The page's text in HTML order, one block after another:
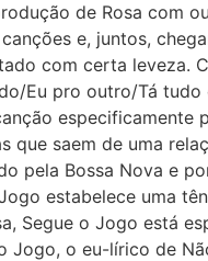
de Rosa com
e, juntos,
com certa leveza.
Eu pro outro/Tá tudo
especificamente
que saem de uma
pela Bossa Nova e
estabelece uma
Segue o Jogo está
Jogo, o eu-lírico de